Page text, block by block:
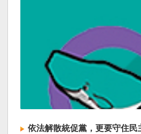
依法解散統促黨，更要守住民